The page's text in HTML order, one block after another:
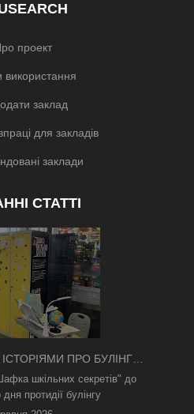
проект
використання
заклад
для закладів
заклади
СТАТТІ
ПРО БУЛІНГ
В КИЄВІ
шкільних секретів" до
протидії булінгу